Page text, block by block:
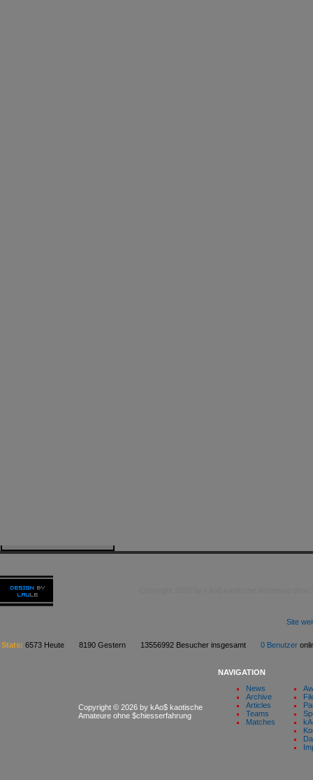
Site
Stats: 6573 Heute 8190 Gestern 13556992 Besucher insgesamt 0 Benutzer
Copyright © 2026 by kAo$ kaotische
Amateure ohne $chiesserfahrung
NAVIGATION
News
Archive
Articles
Teams
Matches